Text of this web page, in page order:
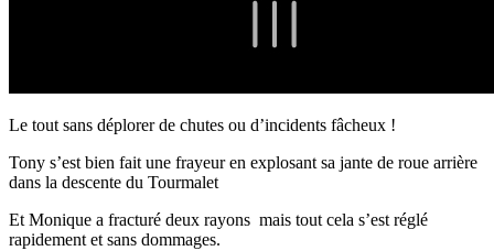
Le tout sans déplorer de chutes ou d’incidents fâcheux !
Tony s’est bien fait une frayeur en explosant sa jante de roue arrière
dans la descente du Tourmalet
Et Monique a fracturé deux rayons mais tout cela s’est réglé
rapidement et sans dommages.